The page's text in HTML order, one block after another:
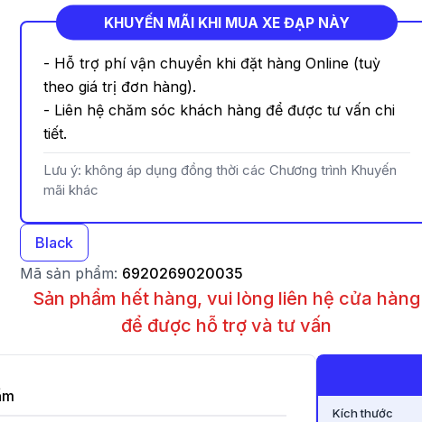
KHUYẾN MÃI KHI MUA XE ĐẠP NÀY
- Hỗ trợ phí vận chuyển khi đặt hàng Online (tuỳ
theo giá trị đơn hàng).
- Liên hệ chăm sóc khách hàng để được tư vấn chi
tiết.
Lưu ý: không áp dụng đồng thời các Chương trình Khuyến
mãi khác
Black
Mã sản phẩm: 6920269020035
Sản phẩm hết hàng, vui lòng liên hệ cửa hàng
để được hỗ trợ và tư vấn
Kích thước